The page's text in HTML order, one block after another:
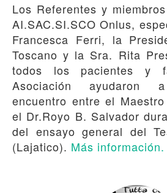
Los Referentes y
AI.SAC.SI.SCO Onlus,
Francesca Ferri, la
Toscano y la Sra. Rita
todos los pacientes y
Asociación ayudaron
encuentro entre el
el Dr.Royo B. Salvador
del ensayo general del
(Lajatico). Más información.